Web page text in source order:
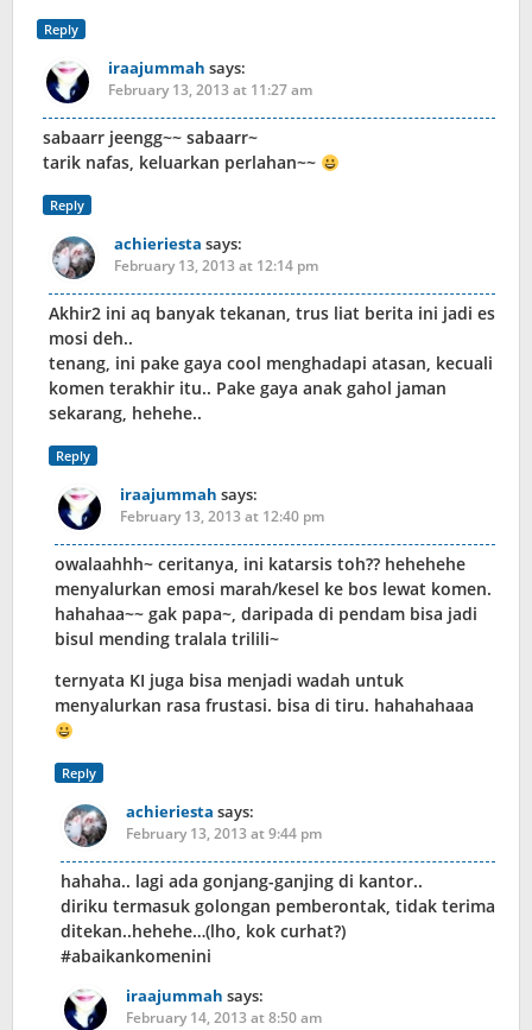
Reply
iraajummah says:
February 13, 2013 at 11:27 am
sabaarr jeengg~~ sabaarr~
tarik nafas, keluarkan perlahan~~
Reply
achieriesta says:
February 13, 2013 at 12:14 pm
Akhir2 ini aq banyak tekanan, trus liat berita ini jadi es
mosi deh..
tenang, ini pake gaya cool menghadapi atasan, kecuali
komen terakhir itu.. Pake gaya anak gahol jaman
sekarang, hehehe..
Reply
iraajummah says:
February 13, 2013 at 12:40 pm
owalaahhh~ ceritanya, ini katarsis toh?? hehehehe
menyalurkan emosi marah/kesel ke bos lewat komen.
hahahaa~~ gak papa~, daripada di pendam bisa jadi
bisul mending tralala trilili~
ternyata KI juga bisa menjadi wadah untuk
menyalurkan rasa frustasi. bisa di tiru. hahahahaaa
Reply
achieriesta says:
February 13, 2013 at 9:44 pm
hahaha.. lagi ada gonjang-ganjing di kantor..
diriku termasuk golongan pemberontak, tidak terima
ditekan..hehehe…(lho, kok curhat?)
#abaikankomenini
iraajummah says:
February 14, 2013 at 8:50 am